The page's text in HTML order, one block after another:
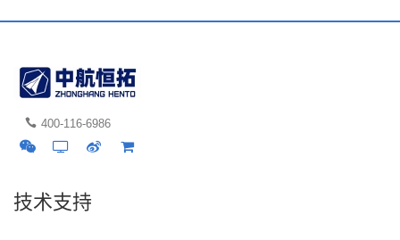
400-116-6986
技术支持